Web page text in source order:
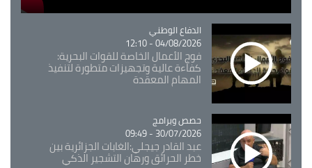
Catégorie
الدفاع الوطني
04/08/2026 - 12:10
فوج الأعمال الخاصة للقوات البحرية:
كفاءة عالية وتجهيزات متطورة لتنفيذ
المهام المعقدة
Catégorie
حصص وبرامج
30/07/2026 - 09:49
عبد القادر جيجلي:الغابات الجزائرية بين
خطر الحرائق ورهان التشجير الذكي